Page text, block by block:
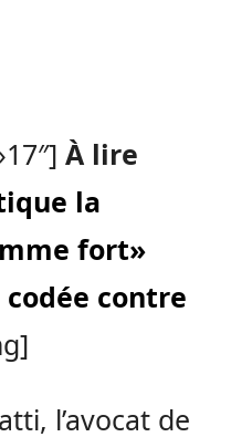
À lire
la
fort»
contre
l’avocat de